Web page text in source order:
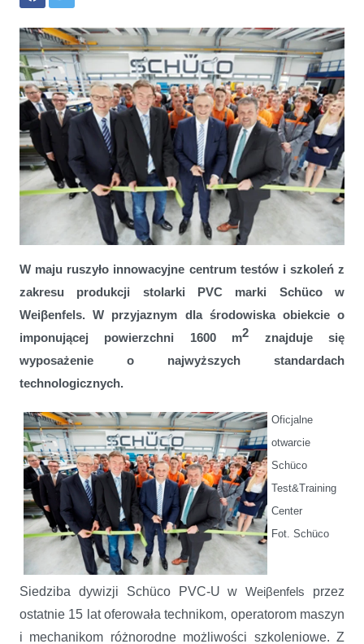
W maju ruszyło innowacyjne centrum testów i szkoleń z
zakresu produkcji stolarki PVC marki Schüco w
Weiβenfels. W przyjaznym dla środowiska obiekcie o
imponującej powierzchni 1600 m2 znajduje się
wyposażenie o najwyższych standardach
technologicznych.
Oficjalne
otwarcie
Schüco
Test&Training
Center
Fot. Schüco
Siedziba dywizji Schüco PVC-U wWeiβenfels
przez
ostatnie 15 lat oferowała technikom, operatorom maszyn
i mechanikom różnorodne możliwości szkoleniowe. Z